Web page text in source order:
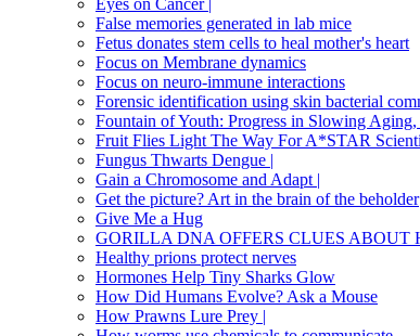
Eyes on Cancer |
False memories generated in lab mice
Fetus donates stem cells to heal mother's heart
Focus on Membrane dynamics
Focus on neuro-immune interactions
Forensic identification using skin bacterial
Fountain of Youth: Progress in Slowing
Fruit Flies Light The Way For A*STAR
Fungus Thwarts Dengue |
Gain a Chromosome and Adapt |
Get the picture? Art in the brain of the beholder
Give Me a Hug
GORILLA DNA OFFERS CLUES ABOUT
Healthy prions protect nerves
Hormones Help Tiny Sharks Glow
How Did Humans Evolve? Ask a Mouse
How Prawns Lure Prey |